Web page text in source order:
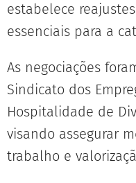
estabelece
essenciais para a
As negociações
Sindicato dos
Hospitalidade de
visando assegurar
trabalho e